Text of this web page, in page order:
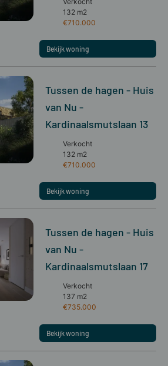
132 m2
€710.000
Bekijk woning
Tussen de hagen - Huis
van Nu -
Kardinaalsmutslaan 13
Verkocht
132 m2
€710.000
Bekijk woning
Tussen de hagen - Huis
van Nu -
Kardinaalsmutslaan 17
Verkocht
137 m2
€735.000
Bekijk woning